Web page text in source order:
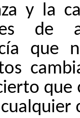
y la
de
que
que